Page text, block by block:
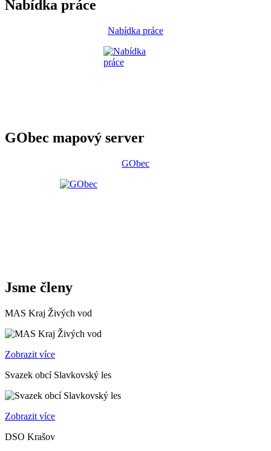
Nabídka práce
Nabídka práce
GObec mapový server
GObec
Jsme členy
MAS Kraj Živých vod
Zobrazit více
Svazek obcí Slavkovský les
Zobrazit více
DSO Krašov